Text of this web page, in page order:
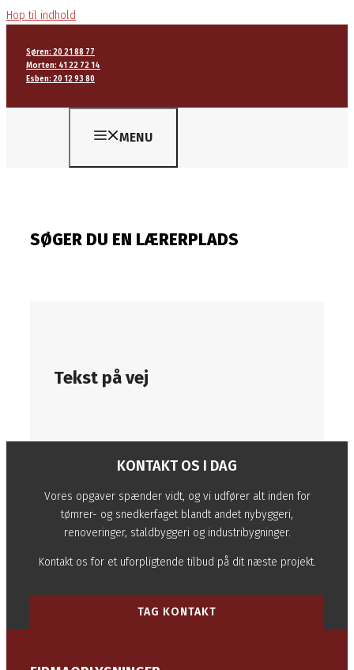
Hop til indhold
Søren: 20 21 88 77
Morten: 41 22 72 14
Esben: 20 12 93 80
MENU
SØGER DU EN LÆRERPLADS
Tekst på vej
KONTAKT OS I DAG
Vores opgaver spænder vidt, og vi udfører alt inden for
tømrer- og snedkerfaget blandt andet nybyggeri,
renoveringer, staldbyggeri og industribygninger.
Kontakt os for et uforpligtende tilbud på dit næste projekt.
TAG KONTAKT